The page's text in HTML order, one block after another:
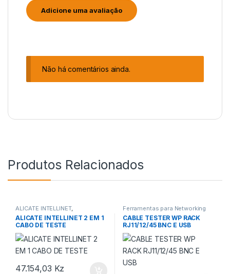
Não há comentários ainda.
Produtos Relacionados
ALICATE INTELLINET,
Ferramentas para Networking
ALICATE INTELLINET 2 EM 1
CABO DE TESTE
47.154,03 Kz
Ferramentas para Networking
CABLE TESTER WP RACK
RJ11/12/45 BNC E USB